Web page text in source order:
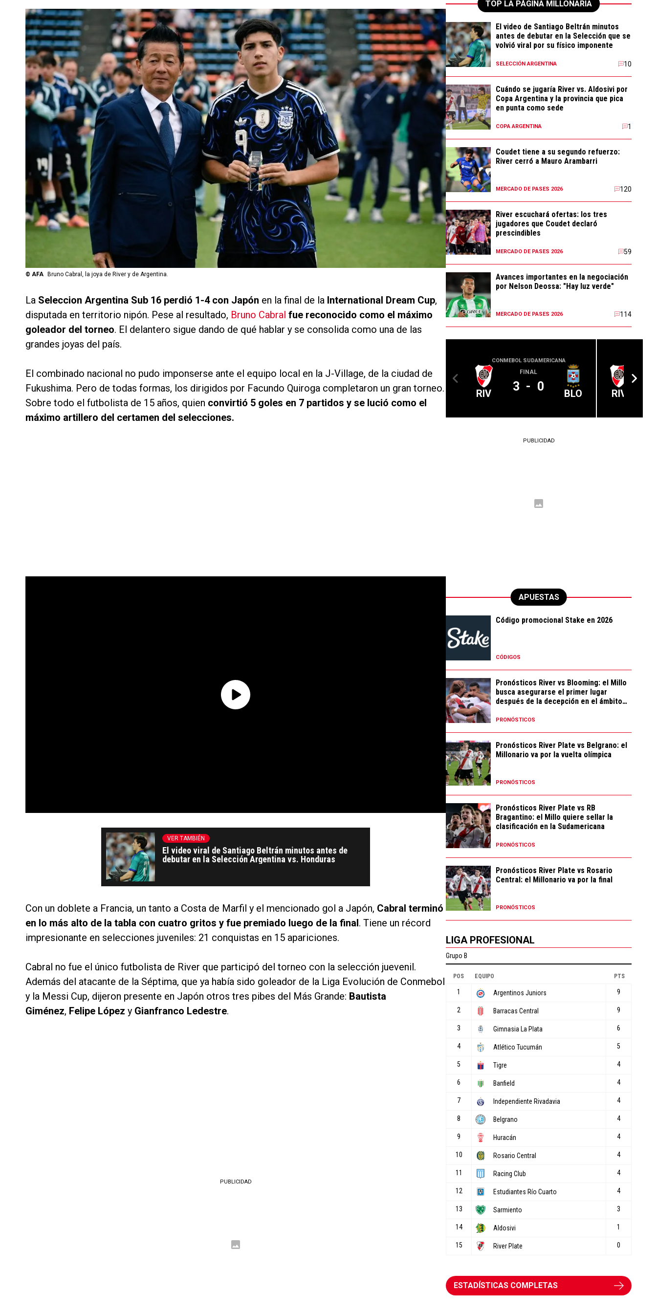
© AFA Bruno Cabral, la joya de River y de Argentina.
La Seleccion Argentina Sub 16 perdió 1-4 con Japón en la final de la International Dream Cup,
disputada en territorio nipón. Pese al resultado, Bruno Cabral fue reconocido como el máximo
goleador del torneo. El delantero sigue dando de qué hablar y se consolida como una de las
grandes joyas del país.
El combinado nacional no pudo imponserse ante el equipo local en la J-Village, de la ciudad de
Fukushima. Pero de todas formas, los dirigidos por Facundo Quiroga completaron un gran torneo.
Sobre todo el futbolista de 15 años, quien convirtió 5 goles en 7 partidos y se lució como el
máximo artillero del certamen del selecciones.
VER TAMBIÉN
El video viral de Santiago Beltrán minutos antes de
debutar en la Selección Argentina vs. Honduras
Con un doblete a Francia, un tanto a Costa de Marfil y el mencionado gol a Japón, Cabral terminó
en lo más alto de la tabla con cuatro gritos y fue premiado luego de la final. Tiene un récord
impresionante en selecciones juveniles: 21 conquistas en 15 apariciones.
Cabral no fue el único futbolista de River que participó del torneo con la selección juevenil.
Además del atacante de la Séptima, que ya había sido goleador de la Liga Evolución de Conmebol
y la Messi Cup, dijeron presente en Japón otros tres pibes del Más Grande: Bautista
Giménez, Felipe López y Gianfranco Ledestre.
PUBLICIDAD
TOP LA PÁGINA MILLONARIA
El video de Santiago Beltrán minutos
antes de debutar en la Selección que se
volvió viral por su físico imponente
SELECCIÓN ARGENTINA 10
Cuándo se jugaría River vs. Aldosivi por
Copa Argentina y la provincia que pica
en punta como sede
COPA ARGENTINA 1
Coudet tiene a su segundo refuerzo:
River cerró a Mauro Arambarri
MERCADO DE PASES 2026 120
River escuchará ofertas: los tres
jugadores que Coudet declaró
prescindibles
MERCADO DE PASES 2026 59
Avances importantes en la negociación
por Nelson Deossa: "Hay luz verde"
MERCADO DE PASES 2026 114
CONMEBOL SUDAMERICANA
RIV
FINAL
3 - 0 BLO RIV
PUBLICIDAD
APUESTAS
Código promocional Stake en 2026
CÓDIGOS
Pronósticos River vs Blooming: el Millo
busca asegurarse el primer lugar
después de la decepción en el ámbito
PRONÓSTICOS
Pronósticos River Plate vs Belgrano: el
Millonario va por la vuelta olímpica
PRONÓSTICOS
Pronósticos River Plate vs RB
Bragantino: el Millo quiere sellar la
clasificación en la Sudamericana
PRONÓSTICOS
Pronósticos River Plate vs Rosario
Central: el Millonario va por la final
PRONÓSTICOS
LIGA PROFESIONAL
ESTADÍSTICAS COMPLETAS